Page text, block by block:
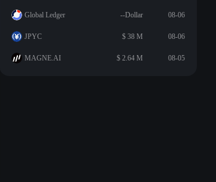
Global Ledger --Dollar 08-06
JPYC $ 38 M 08-06
MAGNE.AI $ 2.64 M 08-05